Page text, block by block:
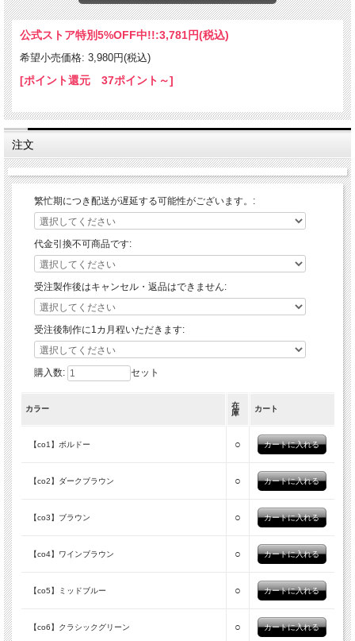
公式ストア特別5%OFF中!!:3,781円(税込)
希望小売価格: 3,980円(税込)
[ポイント還元 37ポイント～]
注文
繁忙期につき配送が遅延する可能性がございます。:
代金引換不可商品です:
受注製作後はキャンセル・返品はできません:
受注後制作に1カ月程いただきます:
購入数: セット
カラー
在
庫
カート
【co1】ボルドー ○
【co2】ダークブラウン ○
【co3】ブラウン ○
【co4】ワインブラウン ○
【co5】ミッドブルー ○
【co6】クラシックグリーン ○